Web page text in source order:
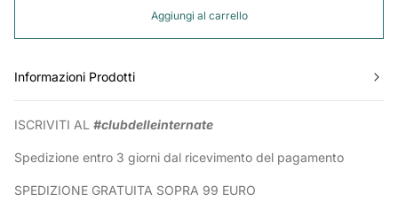
Aggiungi al carrello
Informazioni Prodotti
ISCRIVITI AL #clubdelleinternate
Spedizione entro 3 giorni dal ricevimento del pagamento
SPEDIZIONE GRATUITA SOPRA 99 EURO